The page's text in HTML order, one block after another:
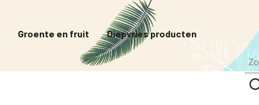
Groente en fruit Diepvries producten